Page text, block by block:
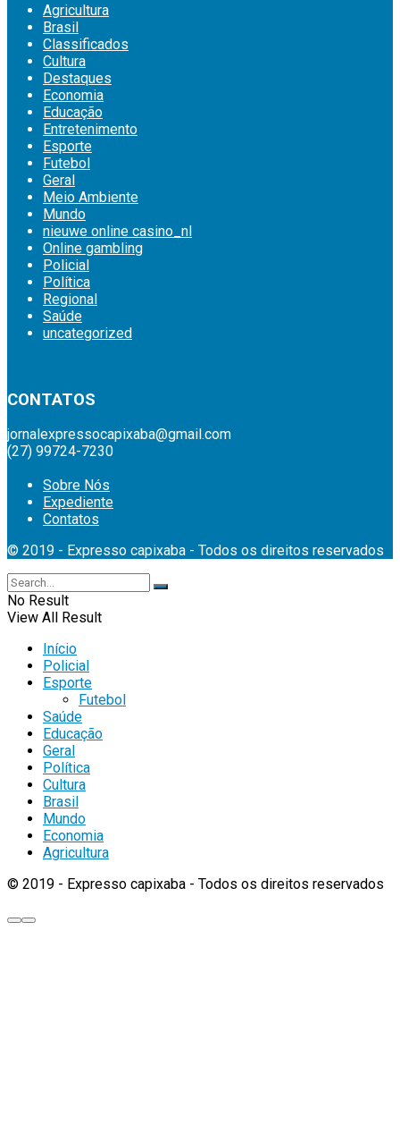
Agricultura
Brasil
Classificados
Cultura
Destaques
Economia
Educação
Entretenimento
Esporte
Futebol
Geral
Meio Ambiente
Mundo
nieuwe online casino_nl
Online gambling
Policial
Política
Regional
Saúde
uncategorized
CONTATOS
jornalexpressocapixaba@gmail.com
(27) 99724-7230
Sobre Nós
Expediente
Contatos
© 2019 - Expresso capixaba - Todos os direitos reservados
No Result
View All Result
Início
Policial
Esporte
Futebol
Saúde
Educação
Geral
Política
Cultura
Brasil
Mundo
Economia
Agricultura
© 2019 - Expresso capixaba - Todos os direitos reservados